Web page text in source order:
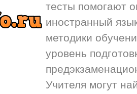
тесты помогают
иностранный
методики
уровень
Учителя могут